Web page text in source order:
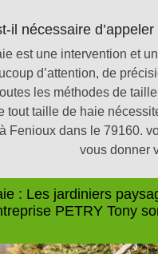
il nécessaire
est une intervention et
d’attention, de
les méthodes de
tout taille de haie
Fenioux dans le 79160.
vous donner
: Les jardiniers
PETRY Tony